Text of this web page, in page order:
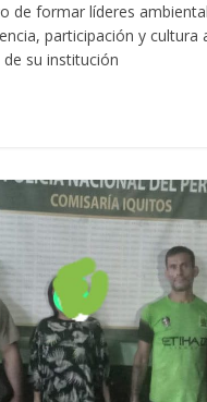
de formar líderes
participación y cultura
su institución